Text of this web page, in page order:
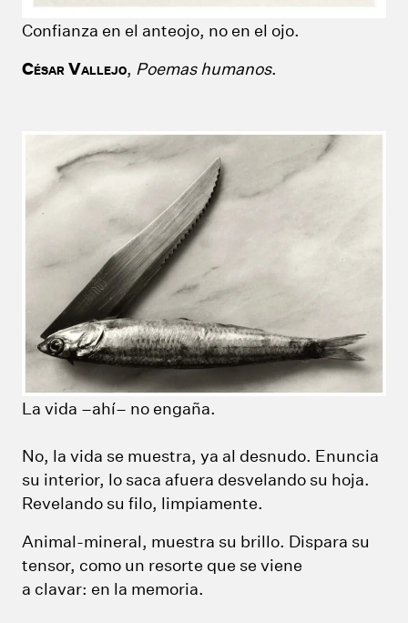
Confianza en el anteojo, no en el ojo.
CÉSAR VALLEJO, Poemas humanos.
La vida –ahí– no engaña.
No, la vida se muestra, ya al desnudo. Enuncia
su interior, lo saca afuera desvelando su hoja.
Revelando su filo, limpiamente.
Animal-mineral, muestra su brillo. Dispara su
tensor, como un resorte que se viene
a clavar: en la memoria.